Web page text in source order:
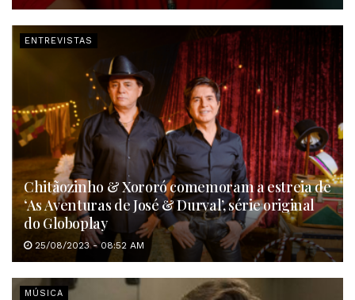
ENTREVISTAS
Chitãozinho & Xororó comemoram a estreia de
‘As Aventuras de José & Durval’, série original
do Globoplay
25/08/2023 - 08:52 AM
MÚSICA